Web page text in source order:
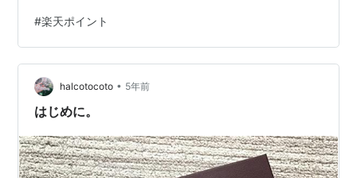
を稼ぐ方法について紹介したいと思います。 Ashford
は、楽天のポイントサイト「楽天リーベイツ」利用で楽
天ポイントが稼げる！ 楽天リーベイツはどれだけポイン
トが稼げるの？ 楽天リーベイツ（Rebates）の利用方法
Ashfordは、楽天のポイントサイト「楽天…
#楽天ポイント
halcotocoto • 5年前
はじめに。